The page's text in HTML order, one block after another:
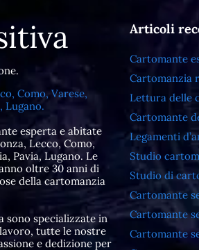
Como, Varese,
Lugano.
esperta e abitate
Lecco, Como,
Pavia, Lugano. Le
oltre 30 anni di
della cartomanzia
sono specializzate in
tutte le nostre
e dedizione per
Articoli
Cartomante
Cartomanzia
Lettura delle
Cartomante
Legamenti
Studio
Studio di
Cartomante
Cartomante
Cartomante